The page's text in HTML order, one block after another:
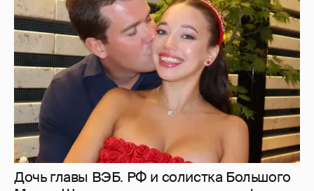
Дочь главы ВЭБ. РФ и солистка Большого